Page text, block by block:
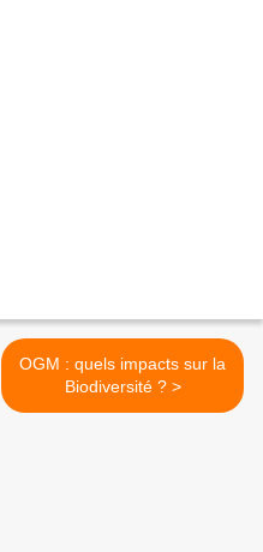
OGM : quels impacts sur la
Biodiversité ? >